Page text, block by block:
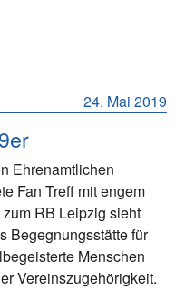
24. Mai 2019
Ehrenamtlichen
Fan Treff mit engem
RB Leipzig sieht
Begegnungsstätte für
Menschen
Vereinszugehörigkeit.